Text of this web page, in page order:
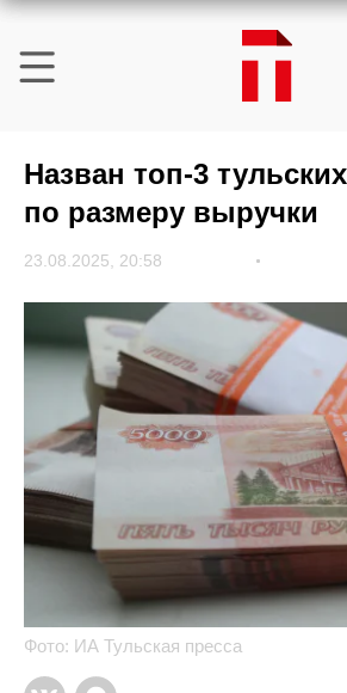
Назван топ-3
по размеру выручки
23.08.2025, 20:58
Фото: ИА Тульская пресса